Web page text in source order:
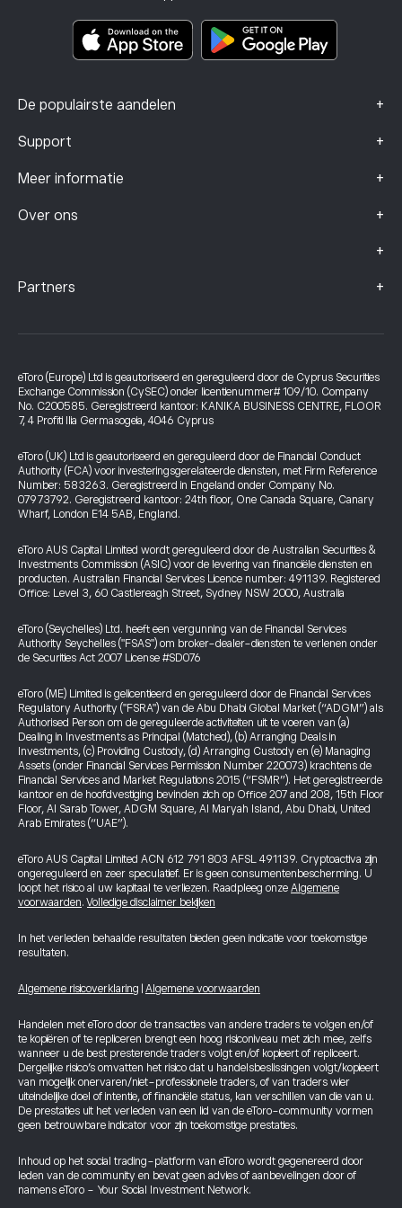
De populairste aandelen +
Support +
Meer informatie +
Over ons +
+
Documenten met belangrijke informatie
Klachtengegevens (FCA-klanten)
Partners +
eToro (Europe) Ltd is geautoriseerd en gereguleerd door de Cyprus Securities
Exchange Commission (CySEC) onder licentienummer# 109/10. Company
No. C200585. Geregistreerd kantoor: KANIKA BUSINESS CENTRE, FLOOR
7, 4 Profiti Ilia Germasogeia, 4046 Cyprus
eToro (UK) Ltd is geautoriseerd en gereguleerd door de Financial Conduct
Authority (FCA) voor investeringsgerelateerde diensten, met Firm Reference
Number: 583263. Geregistreerd in Engeland onder Company No.
07973792. Geregistreerd kantoor: 24th floor, One Canada Square, Canary
Wharf, London E14 5AB, England.
eToro AUS Capital Limited wordt gereguleerd door de Australian Securities &
Investments Commission (ASIC) voor de levering van financiële diensten en
producten. Australian Financial Services Licence number: 491139. Registered
Office: Level 3, 60 Castlereagh Street, Sydney NSW 2000, Australia
eToro (Seychelles) Ltd. heeft een vergunning van de Financial Services
Authority Seychelles ("FSAS") om broker-dealer-diensten te verlenen onder
de Securities Act 2007 License #SD076
eToro (ME) Limited is gelicentieerd en gereguleerd door de Financial Services
Regulatory Authority ("FSRA") van de Abu Dhabi Global Market (“ADGM”) als
Authorised Person om de gereguleerde activiteiten uit te voeren van (a)
Dealing in Investments as Principal (Matched), (b) Arranging Deals in
Investments, (c) Providing Custody, (d) Arranging Custody en (e) Managing
Assets (onder Financial Services Permission Number 220073) krachtens de
Financial Services and Market Regulations 2015 (“FSMR”). Het geregistreerde
kantoor en de hoofdvestiging bevinden zich op Office 207 and 208, 15th Floor
Floor, Al Sarab Tower, ADGM Square, Al Maryah Island, Abu Dhabi, United
Arab Emirates (“UAE”).
eToro AUS Capital Limited ACN 612 791 803 AFSL 491139. Cryptoactiva zijn
ongereguleerd en zeer speculatief. Er is geen consumentenbescherming. U
loopt het risico al uw kapitaal te verliezen. Raadpleeg onze Algemene
voorwaarden.Volledige disclaimer bekijken
In het verleden behaalde resultaten bieden geen indicatie voor toekomstige
resultaten.
Algemene risicoverklaring Algemene voorwaarden
Handelen met eToro door de transacties van andere traders te volgen en/of
te kopiëren of te repliceren brengt een hoog risiconiveau met zich mee, zelfs
wanneer u de best presterende traders volgt en/of kopieert of repliceert.
Dergelijke risico’s omvatten het risico dat u handelsbeslissingen volgt/kopieert
van mogelijk onervaren/niet-professionele traders, of van traders wier
uiteindelijke doel of intentie, of financiële status, kan verschillen van die van u.
De prestaties uit het verleden van een lid van de eToro-community vormen
geen betrouwbare indicator voor zijn toekomstige prestaties.
Inhoud op het social trading-platform van eToro wordt gegenereerd door
leden van de community en bevat geen advies of aanbevelingen door of
namens eToro - Your Social Investment Network.